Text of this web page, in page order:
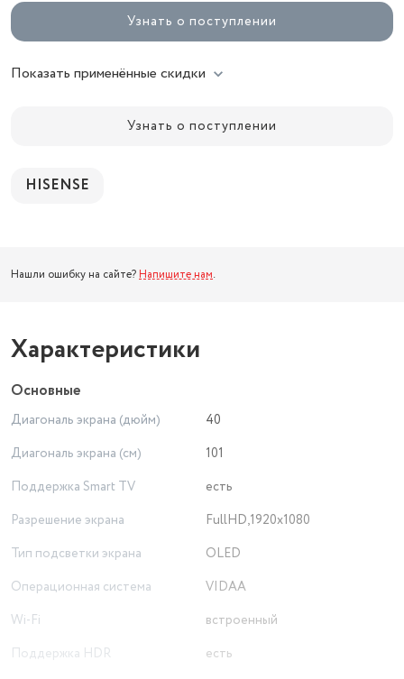
Узнать о поступлении
Показать применённые скидки
Узнать о поступлении
HISENSE
Нашли ошибку на сайте? Напишите нам.
Характеристики
Основные
Диагональ экрана (дюйм)
40
Диагональ экрана (см)
101
Поддержка Smart TV
есть
Разрешение экрана
FullHD,1920х1080
Тип подсветки экрана
OLED
Операционная система
VIDAA
Wi-Fi
встроенный
Поддержка HDR
есть